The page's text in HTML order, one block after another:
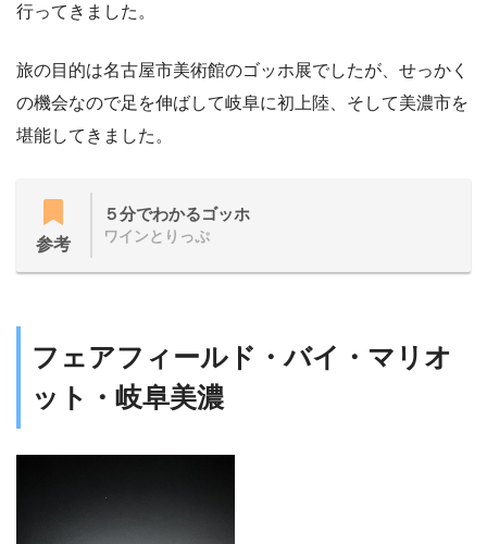
行ってきました。
旅の目的は名古屋市美術館のゴッホ展でしたが、せっかく
の機会なので足を伸ばして岐阜に初上陸、そして美濃市を
堪能してきました。
参考
５分でわかるゴッホ
ワインとりっぷ
フェアフィールド・バイ・マリオ
ット・岐阜美濃